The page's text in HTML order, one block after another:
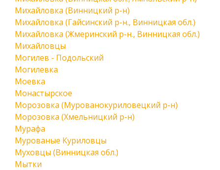
Михайловка (Винницкий р-н)
Михайловка (Гайсинский р-н., Винницкая обл.)
Михайловка (Жмеринский р-н., Винницкая обл.)
Михайловцы
Могилев - Подольский
Могилевка
Моевка
Монастырское
Морозовка (Мурованокуриловецкий р-н)
Морозовка (Хмельницкий р-н)
Мурафа
Мурованые Куриловцы
Муховцы (Винницкая обл.)
Мытки